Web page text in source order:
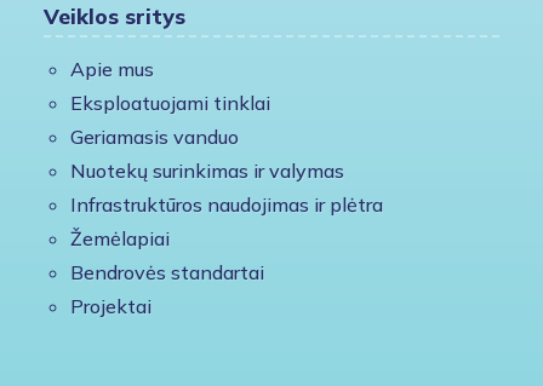
Veiklos sritys
Apie mus
Eksploatuojami tinklai
Geriamasis vanduo
Nuotekų surinkimas ir valymas
Infrastruktūros naudojimas ir plėtra
Žemėlapiai
Bendrovės standartai
Projektai